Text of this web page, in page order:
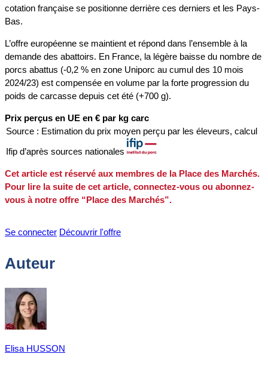
cotation française se positionne derrière ces derniers et les Pays-
Bas.
L’offre européenne se maintient et répond dans l’ensemble à la
demande des abattoirs. En France, la légère baisse du nombre de
porcs abattus (-0,2 % en zone Uniporc au cumul des 10 mois
2024/23) est compensée en volume par la forte progression du
poids de carcasse depuis cet été (+700 g).
Prix perçus en UE en € par kg carc
Source : Estimation du prix moyen perçu par les éleveurs, calcul
Ifip d’après sources nationales
Cet article est réservé aux membres de la Place des Marchés.
Pour lire la suite de cet article, connectez-vous ou abonnez-
vous à notre offre “Place des Marchés”.
Se connecter Découvrir l'offre
Auteur
Elisa HUSSON